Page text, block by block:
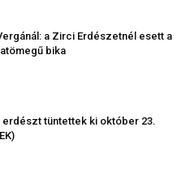
a Zirci Erdészetnél esett a
bika
erdészt tüntettek ki október 23.